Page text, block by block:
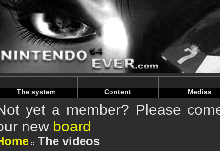
Warning: Undefined array key "HTTP_REFERER" in /
Warning: Undefined array key "HTTP_REFERER" in /
The system Content Medias
yet a member? Please
new board
The videos